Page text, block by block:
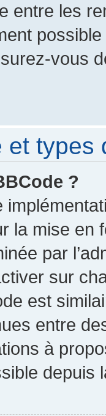
entre les
vous
et types
?
la mise en
par
sur
est
entre
à
depuis